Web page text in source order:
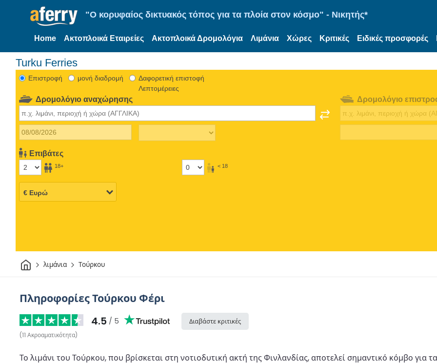
"Ο κορυφαίος δικτυακός τόπος για τα πλοία στον κόσμο" - Νικητής*
Home Ακτοπλοικά Εταιρείες Ακτοπλοικά Δρομολόγια Λιμάνια Χώρες Κριτικές Ειδικές προσφορές
Turku Ferries
Eπιστροφή μονή διαδρομή
Δαφορετική επιστοφή
Λεπτομέρειες
Δρομολόγιο αναχώρησης
Επιβάτες
18+ < 18
Δρομολόγιο
Σπίτιλιμάνια Τούρκου
Πληροφορίες Τούρκου Φέρι
4.5 / 5
(11 Ακροαματικότητα)
Διαβάστε κριτικές
Το λιμάνι του Τούρκου, που βρίσκεται στη νοτιοδυτική ακτή της Φινλανδίας, αποτελεί σημαντικό κόμβο για